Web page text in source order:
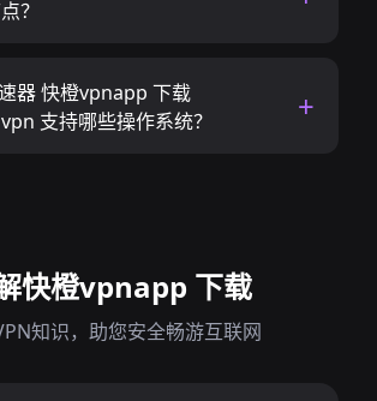
？
器 快橙vpnapp 下载
支持哪些操作系统？
快橙vpnapp 下载
知识，助您安全畅游互联网